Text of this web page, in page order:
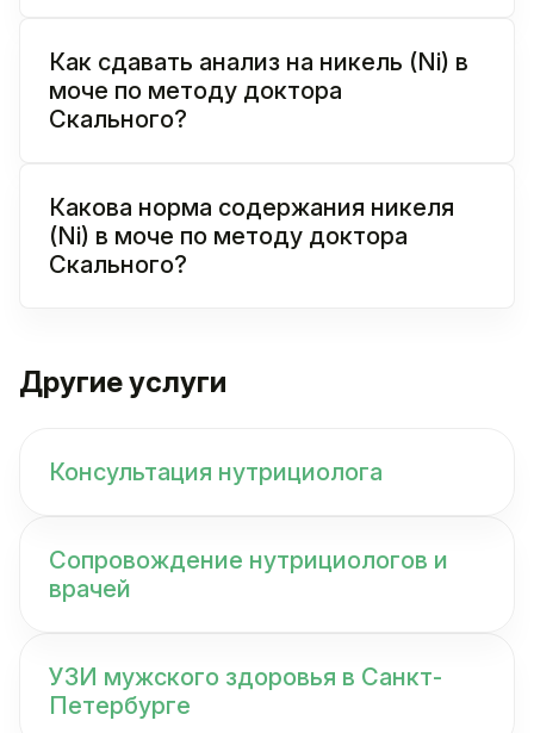
Как сдавать анализ на никель (Ni) в
моче по методу доктора
Скального?
Какова норма содержания никеля
(Ni) в моче по методу доктора
Скального?
Другие услуги
Консультация нутрициолога
Сопровождение нутрициологов и
врачей
УЗИ мужского здоровья в Санкт-
Петербурге